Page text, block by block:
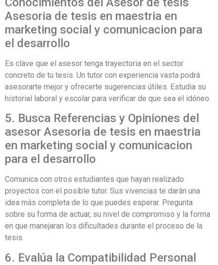
Asesoria de tesis en maestria en
marketing social y comunicacion para
el desarrollo
Es clave que el asesor tenga trayectoria en el sector
concreto de tu tesis. Un tutor con experiencia vasta podrá
asesorarte mejor y ofrecerte sugerencias útiles. Estudia su
historial laboral y escolar para verificar de que sea el idóneo.
5. Busca Referencias y Opiniones del
asesor Asesoria de tesis en maestria
en marketing social y comunicacion
para el desarrollo
Comunica con otros estudiantes que hayan realizado
proyectos con el posible tutor. Sus vivencias te darán una
idea más completa de lo que puedes esperar. Pregunta
sobre su forma de actuar, su nivel de compromiso y la forma
en que manejaran los dificultades durante el proceso de la
tesis.
6. Evalúa la Compatibilidad Personal